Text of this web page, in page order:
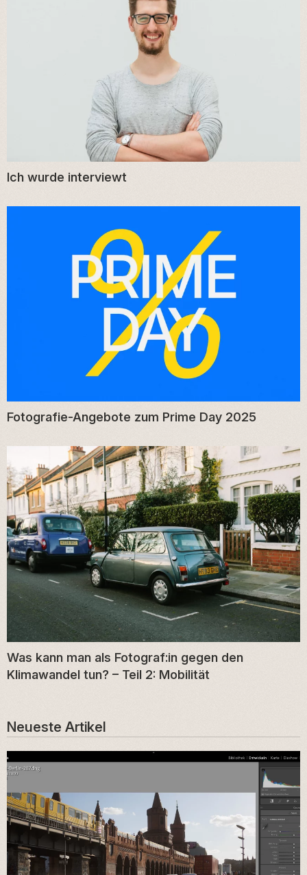
Ich wurde interviewt
Fotografie-Angebote zum Prime Day 2025
Was kann man als Fotograf:in gegen den
Klimawandel tun? – Teil 2: Mobilität
Neueste Artikel